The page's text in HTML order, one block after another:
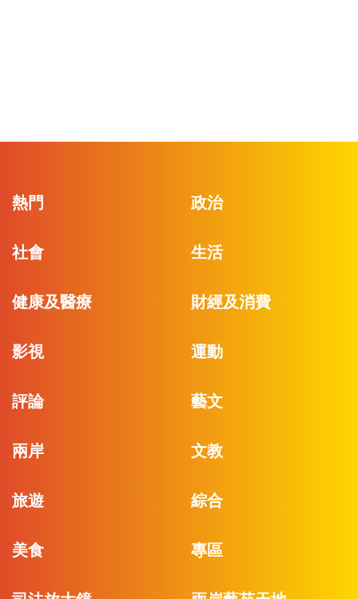
熱門 政治
社會 生活
健康及醫療 財經及消費
影視 運動
評論 藝文
兩岸 文教
旅遊 綜合
美食 專區